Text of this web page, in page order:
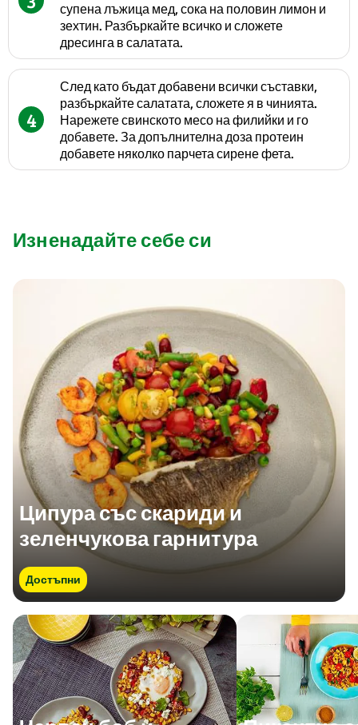
супена лъжица мед, сока на половин лимон и
зехтин. Разбъркайте всичко и сложете
дресинга в салатата.
4
След като бъдат добавени всички съставки,
разбъркайте салатата, сложете я в чинията.
Нарежете свинското месо на филийки и го
добавете. За допълнителна доза протеин
добавете няколко парчета сирене фета.
Изненадайте себе си
Ципура със скариди и
зеленчукова гарнитура
Достъпни